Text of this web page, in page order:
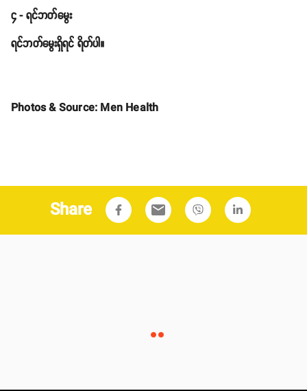
၄ - ရင်ဘတ်မွေး
ရင်ဘတ်မွေးရှိရင် ရိတ်ပါ။
Photos & Source: Men Health
Share email